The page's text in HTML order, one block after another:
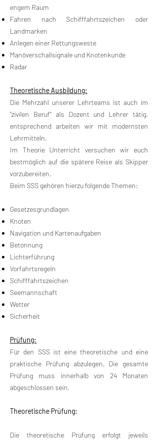
engem Raum
Fahren nach Schifffahrtszeichen oder
Landmarken
Anlegen einer Rettungsweste
Manöverschallsignale und Knotenkunde
Radar
Theoretische Ausbildung:
Die Mehrzahl unserer Lehrteams ist auch im
"zivilen Beruf" als Dozent und Lehrer tätig,
entsprechend arbeiten wir mit modernsten
Lehrmitteln.
Im Theorie Unterricht versuchen wir euch
bestmöglich auf die spätere Reise als Skipper
vorzubereiten.
Beim SSS gehören hierzu folgende Themen:
Gesetzesgrundlagen
Knoten
Navigation und Kartenaufgaben
Betonnung
Lichterführung
Vorfahrtsregeln
Schifffahrtszeichen
Seemannschaft
Wetter
Sicherheit
Prüfung:
Für den SSS ist eine theoretische und eine
praktische Prüfung abzulegen. Die gesamte
Prüfung muss innerhalb von 24 Monaten
abgeschlossen sein.
Theoretische Prüfung:
Die theoretische Prüfung erfolgt jeweils